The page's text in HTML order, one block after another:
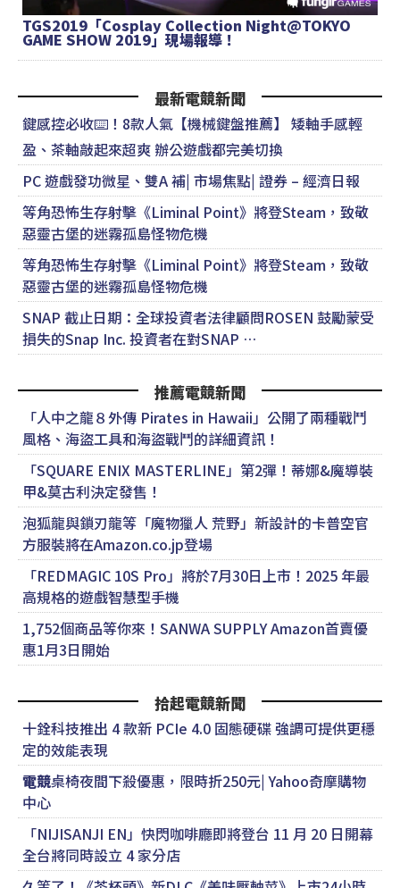
TGS2019「Cosplay Collection Night@TOKYO
GAME SHOW 2019」現場報導！
最新電競新聞
鍵感控必收⌨️！8款人氣【機械鍵盤推薦】 矮軸手感輕
盈、茶軸敲起來超爽 辦公遊戲都完美切換
PC 遊戲發功微星、雙A 補| 市場焦點| 證券 – 經濟日報
等角恐怖生存射擊《Liminal Point》將登Steam，致敬
惡靈古堡的迷霧孤島怪物危機
等角恐怖生存射擊《Liminal Point》將登Steam，致敬
惡靈古堡的迷霧孤島怪物危機
SNAP 截止日期：全球投資者法律顧問ROSEN 鼓勵蒙受
損失的Snap Inc. 投資者在對SNAP …
推薦電競新聞
「人中之龍８外傳 Pirates in Hawaii」公開了兩種戰鬥
風格、海盜工具和海盜戰鬥的詳細資訊！
「SQUARE ENIX MASTERLINE」第2彈！蒂娜&魔導裝
甲&莫古利決定發售！
泡狐龍與鎖刃龍等「魔物獵人 荒野」新設計的卡普空官
方服裝將在Amazon.co.jp登場
「REDMAGIC 10S Pro」將於7月30日上市！2025 年最
高規格的遊戲智慧型手機
1,752個商品等你來！SANWA SUPPLY Amazon首賣優
惠1月3日開始
拾起電競新聞
十銓科技推出 4 款新 PCIe 4.0 固態硬碟 強調可提供更穩
定的效能表現
電競桌椅夜間下殺優惠，限時折250元| Yahoo奇摩購物
中心
「NIJISANJI EN」快閃咖啡廳即將登台 11 月 20 日開幕
全台將同時設立 4 家分店